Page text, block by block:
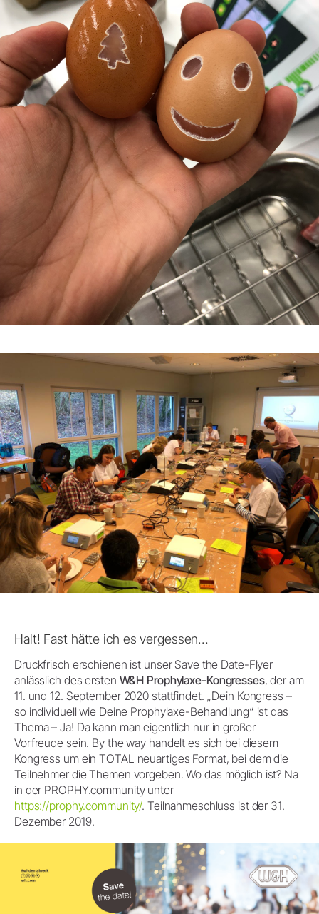
Halt! Fast hätte ich es vergessen…
Druckfrisch erschienen ist unser Save the Date-Flyer
anlässlich des ersten W&H Prophylaxe-Kongresses, der am
11. und 12. September 2020 stattfindet. „Dein Kongress –
so individuell wie Deine Prophylaxe-Behandlung“ ist das
Thema – Ja! Da kann man eigentlich nur in großer
Vorfreude sein. By the way handelt es sich bei diesem
Kongress um ein TOTAL neuartiges Format, bei dem die
Teilnehmer die Themen vorgeben. Wo das möglich ist? Na
in der PROPHY.community unter
https://prophy.community/. Teilnahmeschluss ist der 31.
Dezember 2019.